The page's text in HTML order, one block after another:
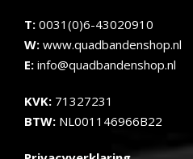
T: 0031(0)6-43020910
W: www.quadbandenshop.nl
E: info@quadbandenshop.nl
KVK: 71327231
BTW: NL001146966B22